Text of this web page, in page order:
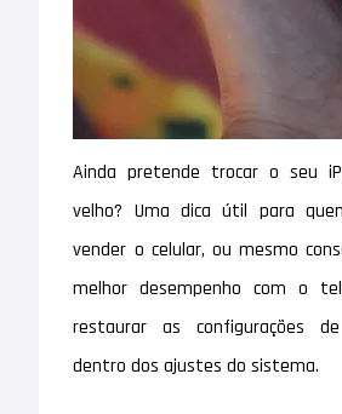
Ainda pretende trocar o seu
velho? Uma dica útil para
vender o celular, ou mesmo
melhor desempenho com o
restaurar as configurações
dentro dos ajustes do sistema.